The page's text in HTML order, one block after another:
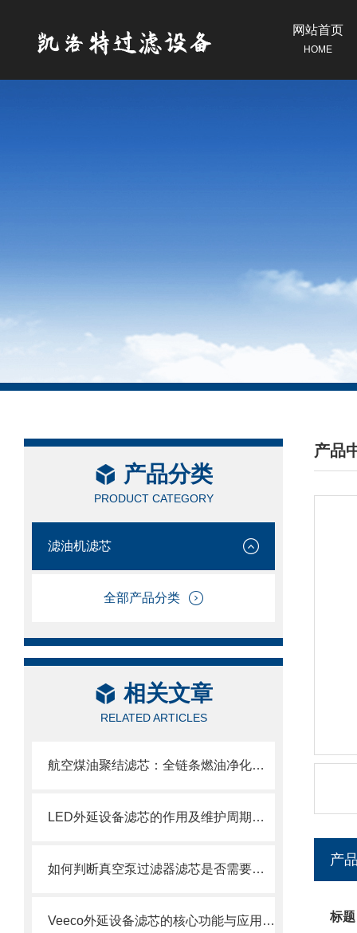
网站首页
HOME
产品分类
PRODUCT CATEGORY
滤油机滤芯
全部产品分类
相关文章
RELATED ARTICLES
航空煤油聚结滤芯：全链条燃油净化的关键配套
LED外延设备滤芯的作用及维护周期科普
如何判断真空泵过滤器滤芯是否需要更换？
Veeco外延设备滤芯的核心功能与应用场景
产品
/
产
标